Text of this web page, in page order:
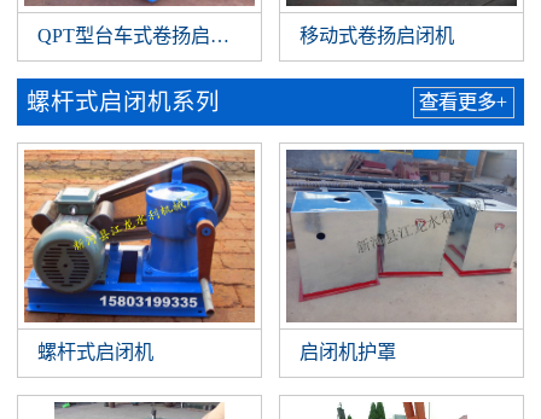
QPT型台车式卷扬启闭机 移动式卷扬启闭机
螺杆式启闭机系列 查看更多+
螺杆式启闭机 启闭机护罩